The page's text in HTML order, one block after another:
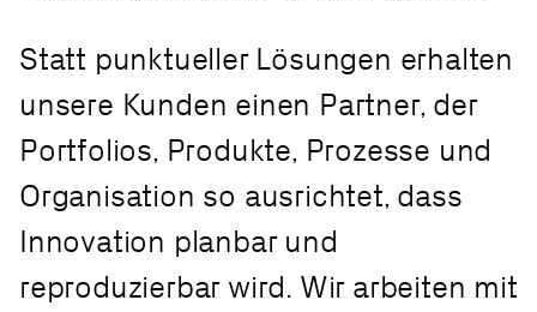
Statt punktueller Lösungen erhalten
unsere Kunden einen Partner, der
Portfolios, Produkte, Prozesse und
Organisation so ausrichtet, dass
Innovation planbar und
reproduzierbar wird. Wir arbeiten mit